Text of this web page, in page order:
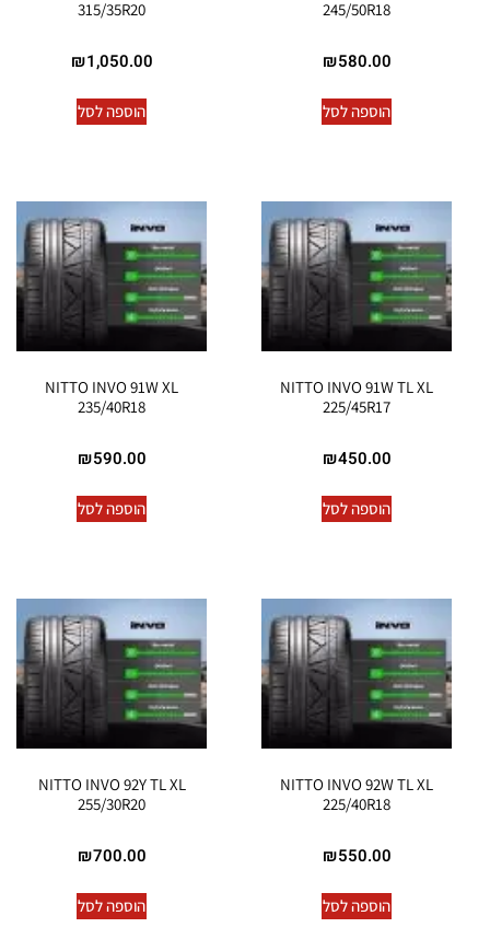
245/50R18
₪580.00
הוספה לסל
315/35R20
₪1,050.00
הוספה לסל
NITTO INVO 91W TL XL
225/45R17
₪450.00
הוספה לסל
NITTO INVO 91W XL
235/40R18
₪590.00
הוספה לסל
NITTO INVO 92W TL XL
225/40R18
₪550.00
הוספה לסל
NITTO INVO 92Y TL XL
255/30R20
₪700.00
הוספה לסל